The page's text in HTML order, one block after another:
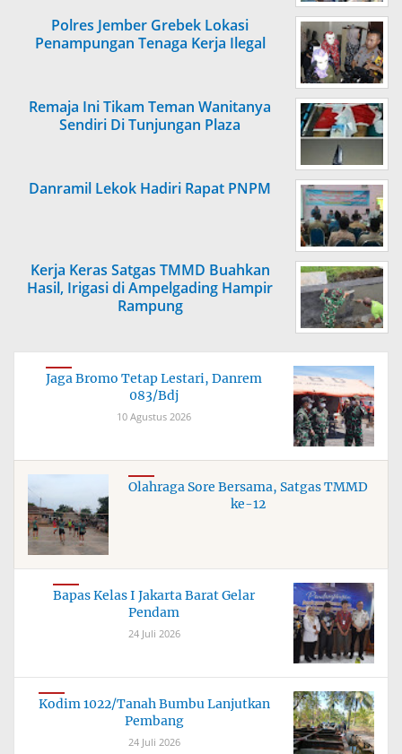
Polres Jember Grebek Lokasi
Penampungan Tenaga Kerja Ilegal
Remaja Ini Tikam Teman Wanitanya
Sendiri Di Tunjungan Plaza
Danramil Lekok Hadiri Rapat PNPM
Kerja Keras Satgas TMMD Buahkan
Hasil, Irigasi di Ampelgading Hampir
Rampung
Jaga Bromo Tetap Lestari, Danrem
083/Bdj
10 Agustus 2026
Olahraga Sore Bersama, Satgas TMMD
ke-12
Bapas Kelas I Jakarta Barat Gelar
Pendam
24 Juli 2026
Kodim 1022/Tanah Bumbu Lanjutkan
Pembang
24 Juli 2026